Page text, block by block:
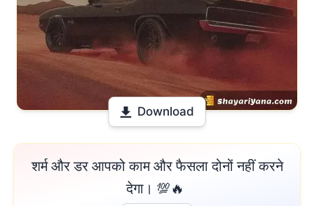
Download
शर्म और डर आपको काम और फैसला दोनों नहीं करने
देगा। 💯🔥